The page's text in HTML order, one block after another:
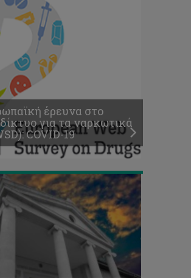
έρευνα στο
για τα ναρκωτικά
COVID-19